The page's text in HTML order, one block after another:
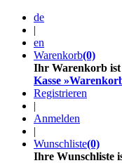
de
|
en
Warenkorb(0)
Ihr Warenkorb ist
Kasse »
Registrieren
|
Anmelden
|
Wunschliste(0)
Ihre Wunschliste